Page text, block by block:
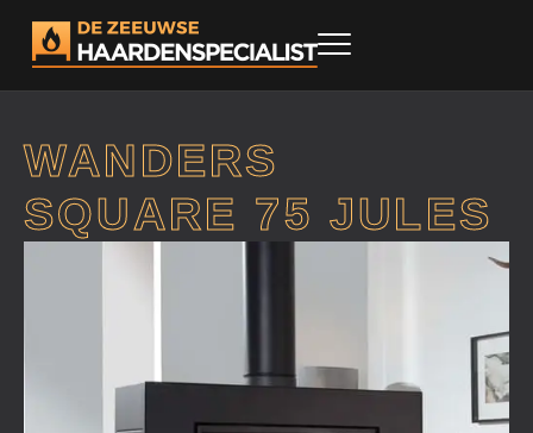
WANDERS
SQUARE 75 JULES